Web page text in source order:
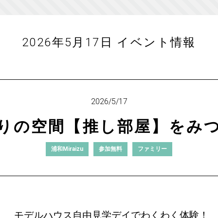
2026年5月17日 イベント情報
2026/5/17
の空間【推し部屋】をみ
浦和Miraizu 参加無料 ファミリー
モデルハウス自由見学デイでわくわく体験！